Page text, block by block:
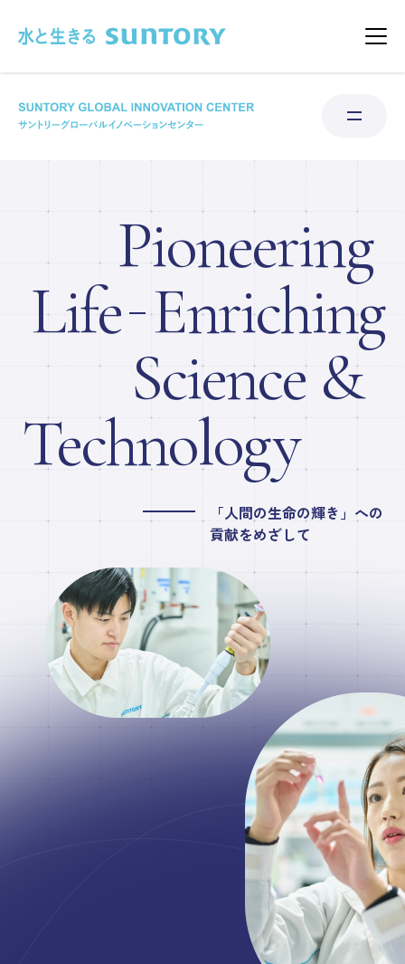
メ
水科学研究所
体制と環境
私たちの取り組み
研究論文・学会発表
新着情報
当社へのお問い合わせ
Pioneering
Life Enriching
Science &
Technology
「人間の生命の輝き」への
貢献をめざして